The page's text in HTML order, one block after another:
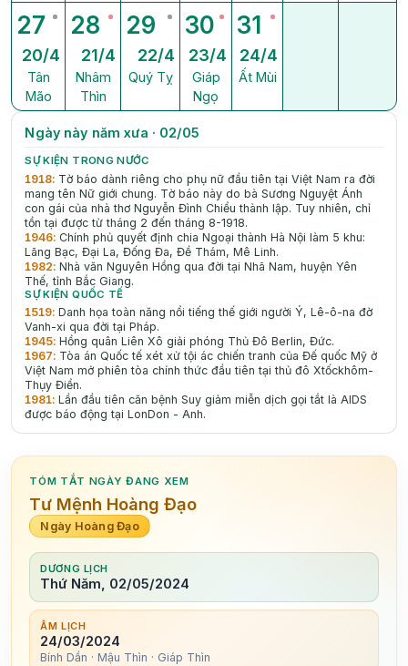
27
20/4
Tân
Mão
28
21/4
Nhâm
Thìn
29
22/4
Quý Tỵ
30
23/4
Giáp
Ngọ
31
24/4
Ất Mùi
Ngày này năm xưa · 02/05
SỰ KIỆN TRONG NƯỚC
1918: Tờ báo dành riêng cho phụ nữ đầu tiên tại Việt Nam ra đời
mang tên Nữ giới chung. Tờ báo này do bà Sương Nguyệt Ánh
con gái của nhà thơ Nguyễn Đình Chiểu thành lập. Tuy nhiên, chỉ
tồn tại được từ tháng 2 đến tháng 8-1918.
1946:Chính phủ quyết định chia Ngoại thành Hà Nội làm 5 khu:
Lãng Bạc, Đại La, Đống Đa, Đề Thám, Mê Linh.
1982:Nhà văn Nguyên Hồng qua đời tại Nhã Nam, huyện Yên
Thế, tỉnh Bắc Giang.
SỰ KIỆN QUỐC TẾ
1519:Danh họa toàn năng nổi tiếng thế giới người Ý, Lê-ô-na đờ
Vanh-xi qua đời tại Pháp.
1945:Hồng quân Liên Xô giải phóng Thủ Đô Berlin, Đức.
1967: Tòa án Quốc tế xét xử tội ác chiến tranh của Đế quốc Mỹ ở
Việt Nam mở phiên tòa chính thức đầu tiên tại thủ đô Xtốckhôm-
Thụy Điển.
1981:Lần đầu tiên căn bệnh Suy giảm miễn dịch gọi tắt là AIDS
được báo động tại LonDon - Anh.
TÓM TẮT NGÀY ĐANG XEM
Tư Mệnh Hoàng Đạo
Ngày Hoàng Đạo
DƯƠNG LỊCH
Thứ Năm, 02/05/2024
ÂM LỊCH
24/03/2024
Bính Dần · Mậu Thìn · Giáp Thìn